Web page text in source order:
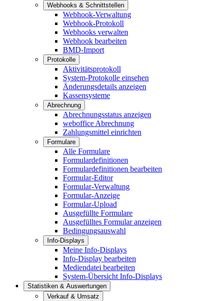
Webhooks & Schnittstellen
Webhook-Verwaltung
Webhook-Protokoll
Webhooks verwalten
Webhook bearbeiten
BMD-Import
Protokolle
Aktivitätsprotokoll
System-Protokolle einsehen
Änderungsdetails anzeigen
Kassensysteme
Abrechnung
Abrechnungsstatus anzeigen
weboffice Abrechnung
Zahlungsmittel einrichten
Formulare
Alle Formulare
Formulardefinitionen
Formulardefinitionen bearbeiten
Formular-Editor
Formular-Verwaltung
Formular-Anzeige
Formular-Upload
Ausgefüllte Formulare
Ausgefülltes Formular anzeigen
Bedingungsauswahl
Info-Displays
Meine Info-Displays
Info-Display bearbeiten
Mediendatei bearbeiten
System-Übersicht Info-Displays
Statistiken & Auswertungen
Verkauf & Umsatz